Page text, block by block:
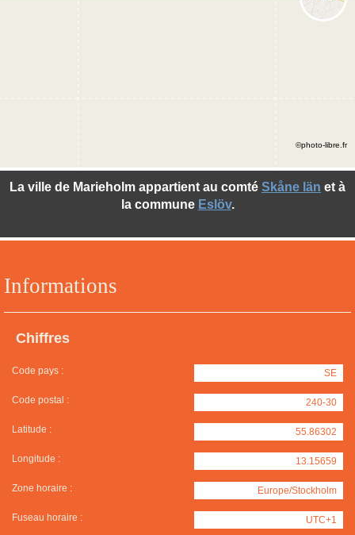
Informations
Chiffres
Code pays : SE
Code postal : 240-30
Latitude : 55.86302
Longitude : 13.15659
Zone horaire : Europe/Stockholm
Fuseau horaire : UTC+1
La ville de Marieholm appartient au comté Skåne län et à
la commune Eslöv.
©photo-libre.fr